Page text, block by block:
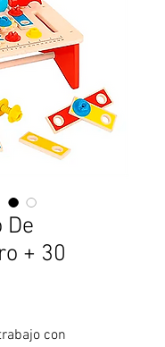
De
+ 30
con